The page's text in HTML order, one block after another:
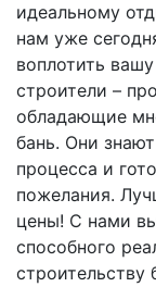
идеальному
нам уже
воплотить
строители –
обладающие
бань. Они
процесса и
пожелания.
цены! С нами
способного
строительству